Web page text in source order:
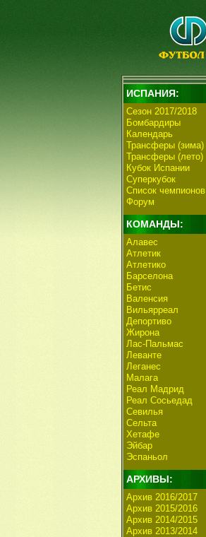
ИСПАНИЯ:
Сезон 2017/2018
Бомбардиры
Календарь
Трансферы (зима)
Трансферы (лето)
Кубок Испании
Суперкубок
Список чемпионов
Форум
КОМАНДЫ:
Алавес
Атлетик
Атлетико
Барселона
Бетис
Валенсия
Вильярреал
Депортиво
Жирона
Лас-Пальмас
Леванте
Леганес
Малага
Реал Мадрид
Реал Сосьедад
Севилья
Сельта
Хетафе
Эйбар
Эспаньол
АРХИВЫ:
Архив 2016/2017
Архив 2015/2016
Архив 2014/2015
Архив 2013/2014